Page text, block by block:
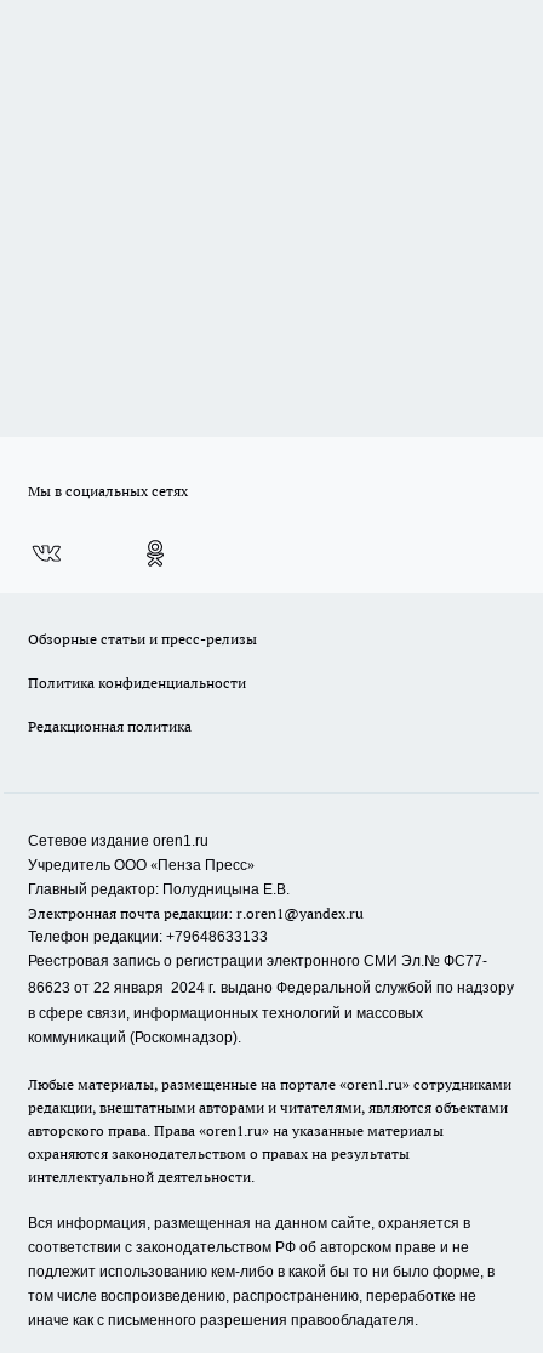
Мы в социальных сетях
Обзорные статьи и пресс-релизы
Политика конфиденциальности
Редакционная политика
Сетевое издание oren1.ru
Учредитель ООО «Пенза Пресс»
Главный редактор: Полудницына Е.В.
Электронная почта редакции: r.oren1@yandex.ru
Телефон редакции: +79648633133
Реестровая запись о регистрации электронного СМИ Эл.№ ФС77-
86623 от 22 января 2024 г. выдано Федеральной службой по надзору
в сфере связи, информационных технологий и массовых
коммуникаций (Роскомнадзор).
Любые материалы, размещенные на портале «oren1.ru» сотрудниками
редакции, внештатными авторами и читателями, являются объектами
авторского права. Права «oren1.ru» на указанные материалы
охраняются законодательством о правах на результаты
интеллектуальной деятельности.
Вся информация, размещенная на данном сайте, охраняется в
соответствии с законодательством РФ об авторском праве и не
подлежит использованию кем-либо в какой бы то ни было форме, в
том числе воспроизведению, распространению, переработке не
иначе как с письменного разрешения правообладателя.